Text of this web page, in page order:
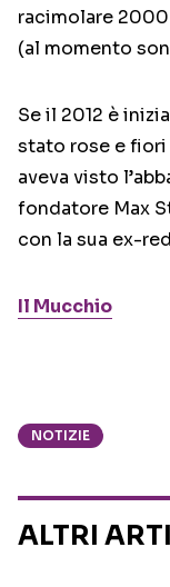
racimolare
(al momento
Se il 2012 è
stato rose e fiori
aveva visto
fondatore Max
con la sua ex-
Il Mucchio
NOTIZIE
ALTRI